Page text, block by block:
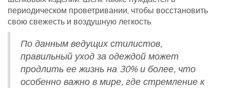
периодическом проветривании, чтобы восстановить
свою свежесть и воздушную легкость.
По данным ведущих стилистов,
правильный уход за одеждой может
продлить ее жизнь на 30% и более, что
особенно важно в мире, где стремление к